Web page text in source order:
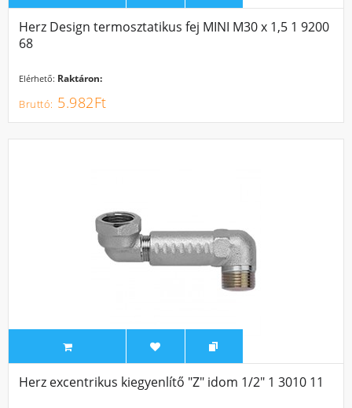
Herz Design termosztatikus fej MINI M30 x 1,5 1 9200
68
Elérhető: Raktáron:
5.982Ft
Herz excentrikus kiegyenlítő "Z" idom 1/2" 1 3010 11